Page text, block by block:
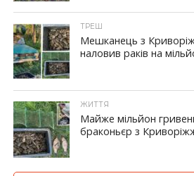
ТРЕШ
Мешканець з
наловив раків на
ЖИТТЯ
Майже мільйон
браконьєр з